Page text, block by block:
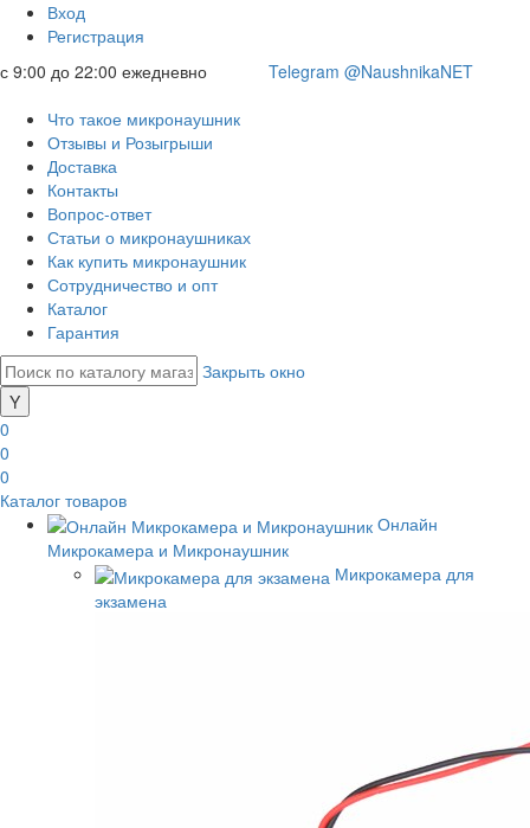
Вход
Регистрация
с 9:00 до 22:00 ежедневно
Telegram @NaushnikaNET
Что такое микронаушник
Отзывы и Розыгрыши
Доставка
Контакты
Вопрос-ответ
Статьи о микронаушниках
Как купить микронаушник
Сотрудничество и опт
Каталог
Гарантия
Закрыть окно
0
0
0
Каталог товаров
Онлайн
Микрокамера и Микронаушник
Микрокамера для
экзамена